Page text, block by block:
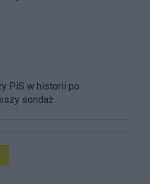
PiS w historii po
sondaż